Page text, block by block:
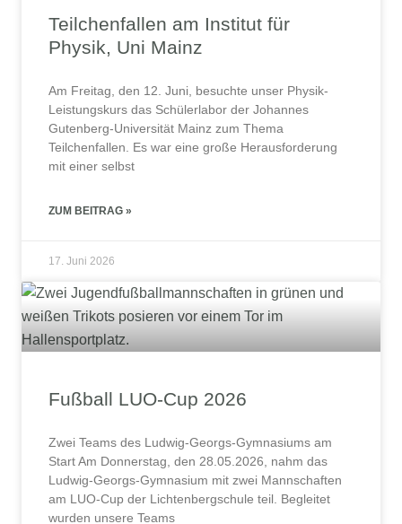
Teilchenfallen am Institut für
Physik, Uni Mainz
Am Freitag, den 12. Juni, besuchte unser Physik-
Leistungskurs das Schülerlabor der Johannes
Gutenberg‑Universität Mainz zum Thema
Teilchenfallen. Es war eine große Herausforderung
mit einer selbst
ZUM BEITRAG »
17. Juni 2026
Fußball LUO-Cup 2026
Zwei Teams des Ludwig-Georgs-Gymnasiums am
Start Am Donnerstag, den 28.05.2026, nahm das
Ludwig-Georgs-Gymnasium mit zwei Mannschaften
am LUO-Cup der Lichtenbergschule teil. Begleitet
wurden unsere Teams